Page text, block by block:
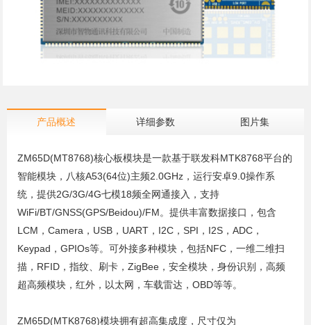
产品概述 详细参数 图片集
ZM65D(MT8768)核心板模块是一款基于联发科MTK8768平台的
智能模块，八核A53(64位)主频2.0GHz，运行安卓9.0操作系
统，提供2G/3G/4G七模18频全网通接入，支持
WiFi/BT/GNSS(GPS/Beidou)/FM。提供丰富数据接口，包含
LCM，Camera，USB，UART，I2C，SPI，I2S，ADC，
Keypad，GPIOs等。可外接多种模块，包括NFC，一维二维扫
描，RFID，指纹、刷卡，ZigBee，安全模块，身份识别，高频
超高频模块，红外，以太网，车载雷达，OBD等等。
ZM65D(MTK8768)模块拥有超高集成度，尺寸仅为